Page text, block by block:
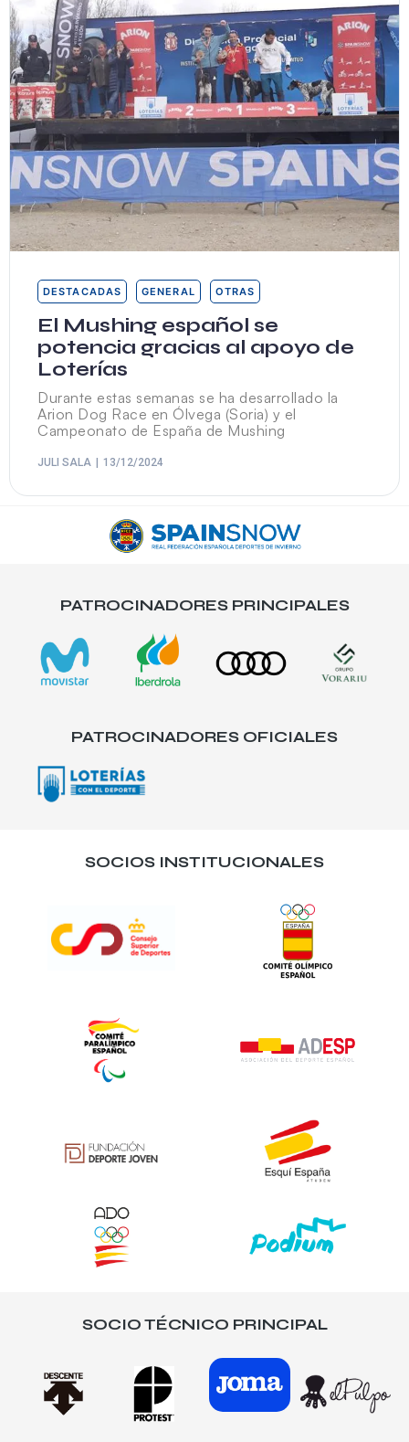
DESTACADAS GENERAL OTRAS
El Mushing español se
potencia gracias al apoyo de
Loterías
Durante estas semanas se ha desarrollado la
Arion Dog Race en Ólvega (Soria) y el
Campeonato de España de Mushing
JULI SALA 13/12/2024
PATROCINADORES PRINCIPALES
PATROCINADORES OFICIALES
SOCIOS INSTITUCIONALES
SOCIO TÉCNICO PRINCIPAL